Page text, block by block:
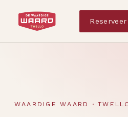
WAARDIGE WAARD ·